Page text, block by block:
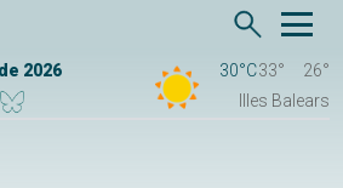
2026 30°C33°
26°
Illes Balears